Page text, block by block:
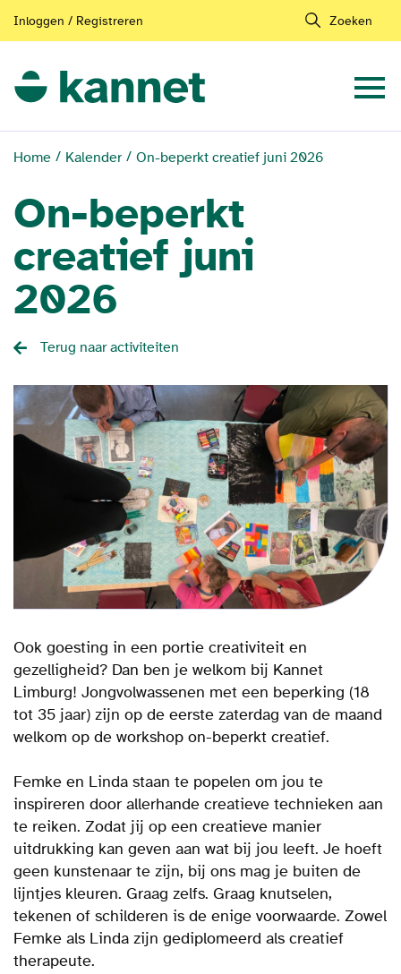
Inloggen / Registreren Zoeken
Home Kalender On-beperkt creatief juni 2026
On-beperkt
creatief juni
2026
Terug naar activiteiten
Ook goesting in een portie creativiteit en
gezelligheid? Dan ben je welkom bij Kannet
Limburg! Jongvolwassenen met een beperking (18
tot 35 jaar) zijn op de eerste zaterdag van de maand
welkom op de workshop on-beperkt creatief.
Femke en Linda staan te popelen om jou te
inspireren door allerhande creatieve technieken aan
te reiken. Zodat jij op een creatieve manier
uitdrukking kan geven aan wat bij jou leeft. Je hoeft
geen kunstenaar te zijn, bij ons mag je buiten de
lijntjes kleuren. Graag zelfs. Graag knutselen,
tekenen of schilderen is de enige voorwaarde. Zowel
Femke als Linda zijn gediplomeerd als creatief
therapeute.